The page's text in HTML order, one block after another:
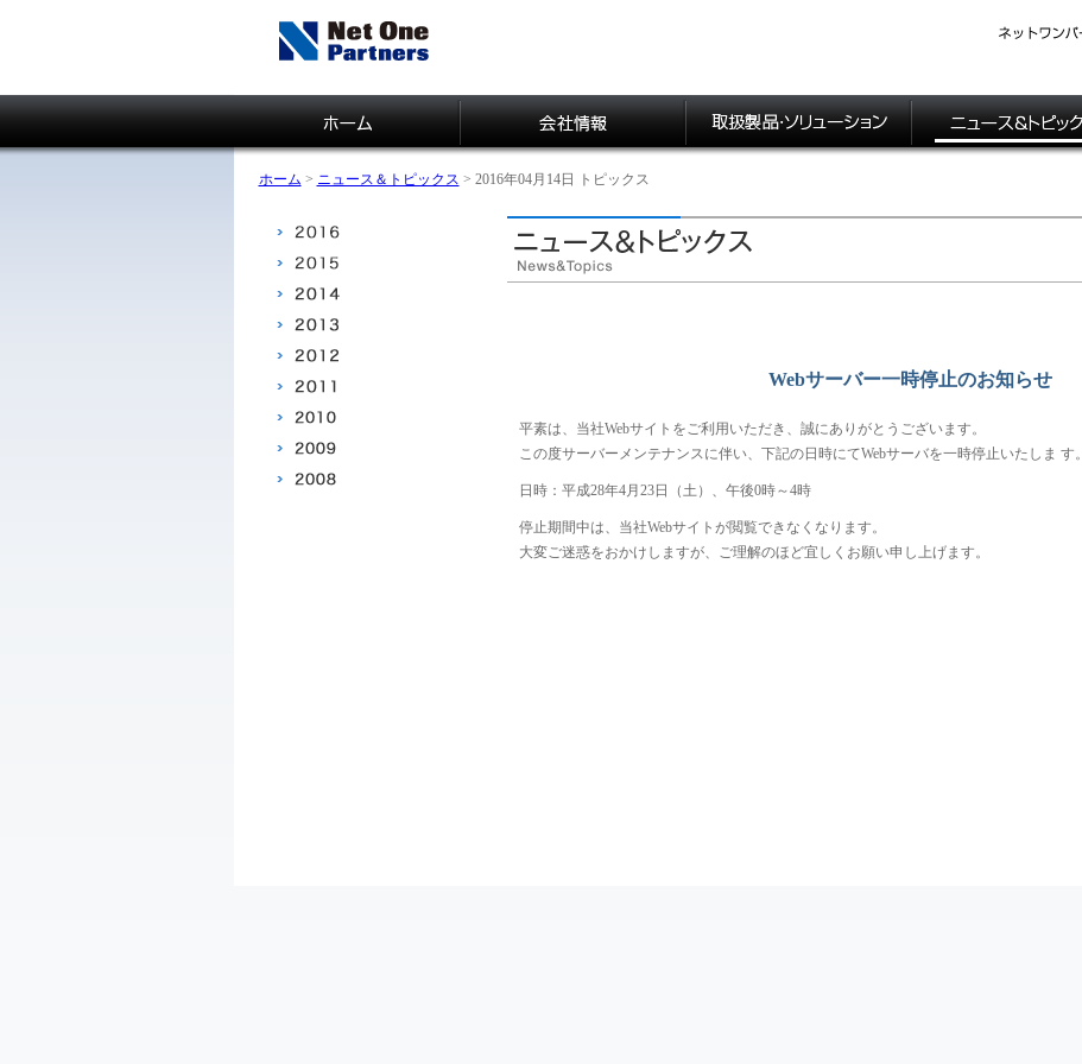
ネットワンパートナー
ズ
ホーム > ニュース＆トピックス > 2016年04月14日 トピックス
Webサーバー一時停止のお知らせ
平素は、当社Webサイトをご利用いただき、誠にありがとうございます。
この度サーバーメンテナンスに伴い、下記の日時にてWebサーバを一時停止いたしま す。
日時：平成28年4月23日（土）、午後0時～4時
停止期間中は、当社Webサイトが閲覧できなくなります。
大変ご迷惑をおかけしますが、ご理解のほど宜しくお願い申し上げます。